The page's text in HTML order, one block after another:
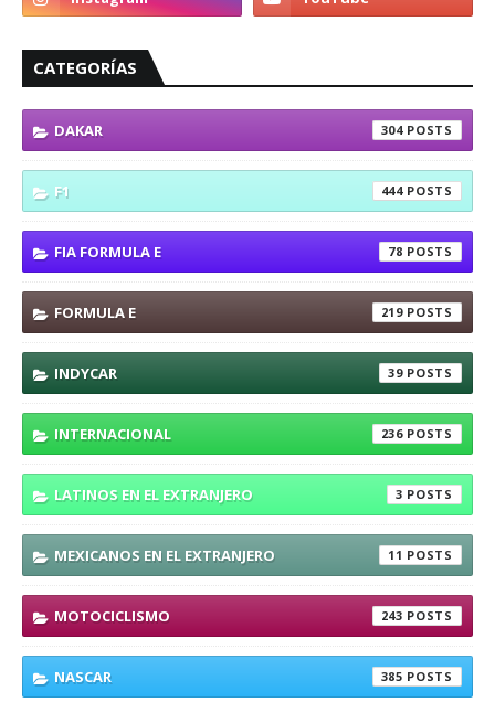
CATEGORÍAS
DAKAR 304
F1 444
FIA FORMULA E 78
FORMULA E 219
INDYCAR 39
INTERNACIONAL 236
LATINOS EN EL EXTRANJERO 3
MEXICANOS EN EL EXTRANJERO 11
MOTOCICLISMO 243
NASCAR 385